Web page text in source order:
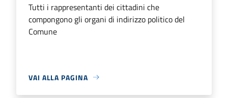
Tutti i rappresentanti dei cittadini che
compongono gli organi di indirizzo politico del
Comune
VAI ALLA PAGINA